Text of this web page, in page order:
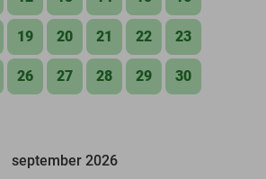
19 20 21 22 23
26 27 28 29 30
september 2026